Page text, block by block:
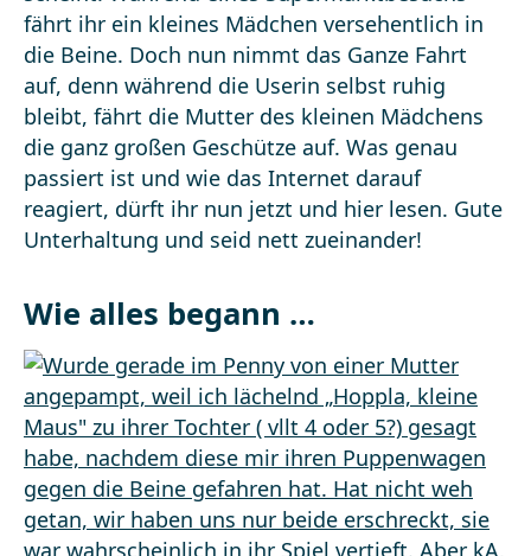
fährt ihr ein kleines Mädchen versehentlich in
die Beine. Doch nun nimmt das Ganze Fahrt
auf, denn während die Userin selbst ruhig
bleibt, fährt die Mutter des kleinen Mädchens
die ganz großen Geschütze auf. Was genau
passiert ist und wie das Internet darauf
reagiert, dürft ihr nun jetzt und hier lesen. Gute
Unterhaltung und seid nett zueinander!
Wie alles begann …